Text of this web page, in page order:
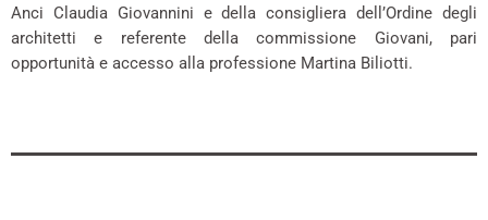
Anci Claudia Giovannini e della consigliera dell’Ordine degli
architetti e referente della commissione Giovani, pari
opportunità e accesso alla professione Martina Biliotti.